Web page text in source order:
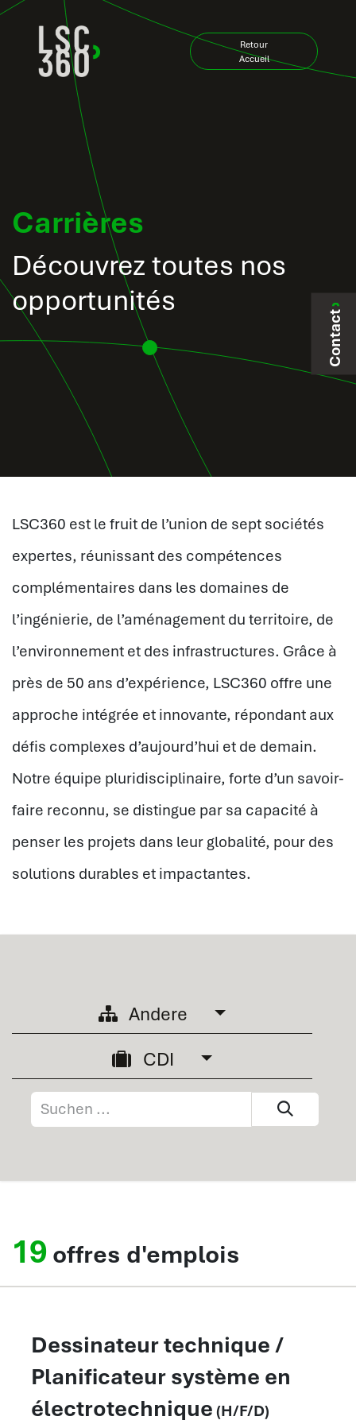
Zum Inhalt springen
Retour
Accueil
Carrières
Découvrez toutes nos
opportunités
Contact
LSC360 est le fruit de l’union de sept sociétés
expertes, réunissant des compétences
complémentaires dans les domaines de
l’ingénierie, de l’aménagement du territoire, de
l’environnement et des infrastructures. Grâce à
près de 50 ans d’expérience, LSC360 offre une
approche intégrée et innovante, répondant aux
défis complexes d’aujourd’hui et de demain.
Notre équipe pluridisciplinaire, forte d’un savoir-
faire reconnu, se distingue par sa capacité à
penser les projets dans leur globalité, pour des
solutions durables et impactantes.
Andere
CDI
19 offres d'emplois
Dessinateur technique /
Planificateur système en
électrotechnique (H/F/D)